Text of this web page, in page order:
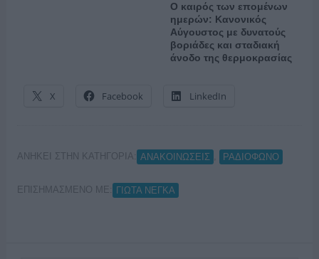
Ο καιρός των επομένων
ημερών: Κανονικός
Αύγουστος με δυνατούς
βοριάδες και σταδιακή
άνοδο της θερμοκρασίας
X Facebook LinkedIn
ΑΝΗΚΕΙ ΣΤΗΝ ΚΑΤΗΓΟΡΙΑ: ΑΝΑΚΟΙΝΩΣΕΙΣ ΡΑΔΙΟΦΩΝΟ
ΕΠΙΣΗΜΑΣΜΕΝΟ ΜΕ: ΓΙΩΤΑ ΝΕΓΚΑ